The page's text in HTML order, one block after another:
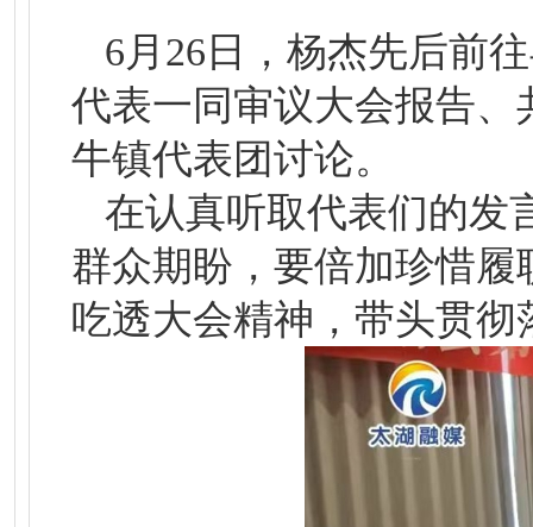
6月26日，杨杰先后前
代表一同审议大会报告
牛镇代表团讨论。
在认真听取代表们的发
群众期盼，要倍加珍惜
吃透大会精神，带头贯